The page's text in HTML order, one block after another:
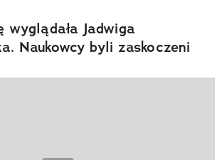
wyglądała Jadwiga
Naukowcy byli zaskoczeni